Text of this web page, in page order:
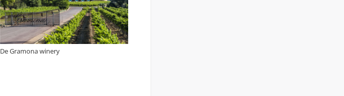
De Gramona winery